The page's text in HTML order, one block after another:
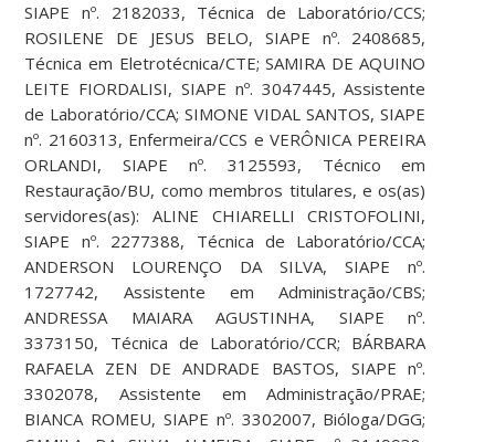
SIAPE nº. 2182033, Técnica de Laboratório/CCS;
ROSILENE DE JESUS BELO, SIAPE nº. 2408685,
Técnica em Eletrotécnica/CTE; SAMIRA DE AQUINO
LEITE FIORDALISI, SIAPE nº. 3047445, Assistente
de Laboratório/CCA; SIMONE VIDAL SANTOS, SIAPE
nº. 2160313, Enfermeira/CCS e VERÔNICA PEREIRA
ORLANDI, SIAPE nº. 3125593, Técnico em
Restauração/BU, como membros titulares, e os(as)
servidores(as): ALINE CHIARELLI CRISTOFOLINI,
SIAPE nº. 2277388, Técnica de Laboratório/CCA;
ANDERSON LOURENÇO DA SILVA, SIAPE nº.
1727742, Assistente em Administração/CBS;
ANDRESSA MAIARA AGUSTINHA, SIAPE nº.
3373150, Técnica de Laboratório/CCR; BÁRBARA
RAFAELA ZEN DE ANDRADE BASTOS, SIAPE nº.
3302078, Assistente em Administração/PRAE;
BIANCA ROMEU, SIAPE nº. 3302007, Bióloga/DGG;